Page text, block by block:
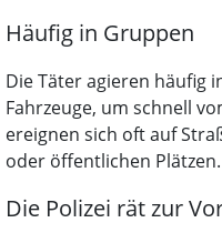
Häufig in Gruppen
Die Täter agieren häufig
Fahrzeuge, um schnell
ereignen sich oft auf
oder öffentlichen Plätzen.
Die Polizei rät zur